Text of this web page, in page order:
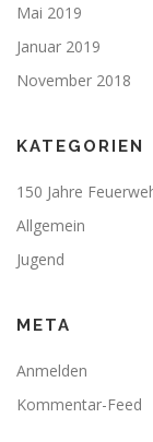
Mai 2019
Januar 2019
November 2018
KATEGORIEN
150 Jahre
Allgemein
Jugend
META
Anmelden
Kommentar-Feed